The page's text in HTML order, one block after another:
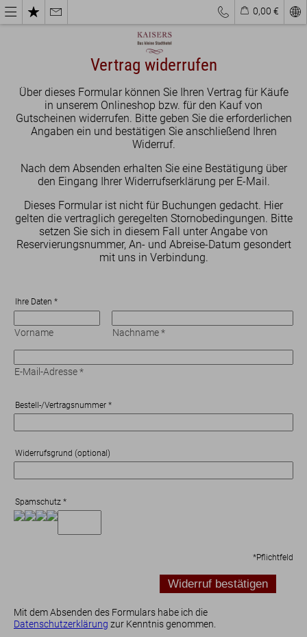
0,00 €
Hotel
Sauna
Nachhaltigkeit
Geschenk-Gutscheine
Vertrag widerrufen
Über dieses Formular können Sie Ihren Vertrag für Käufe
in unserem Onlineshop bzw. für den Kauf von
Gutscheinen widerrufen. Bitte geben Sie die erforderlichen
Angaben ein und bestätigen Sie anschließend Ihren
Widerruf.
Nach dem Absenden erhalten Sie eine Bestätigung über
den Eingang Ihrer Widerrufserklärung per E-Mail.
Dieses Formular ist nicht für Buchungen gedacht. Hier
gelten die vertraglich geregelten Stornobedingungen. Bitte
setzen Sie sich in diesem Fall unter Angabe von
Reservierungsnummer, An- und Abreise-Datum gesondert
mit uns in Verbindung.
Ihre Daten *
Vorname Nachname*
E-Mail-Adresse*
Bestell-/Vertragsnummer *
Widerrufsgrund (optional)
Spamschutz *
*Pflichtfeld
Mit dem Absenden des Formulars habe ich die
Datenschutzerklärung zur Kenntnis genommen.